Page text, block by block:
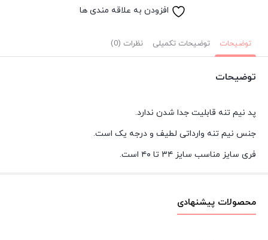
افزودن به علاقه مندی ها
توضیحات توضیحات تکمیلی نظرات (0)
توضیحات
پد نیم تنه قابلیت جدا شدن ندارد.
جنس نیم تنه وارداتی لطیف و درجه یک است.
فری سایز مناسب سایز ۳۴ تا ۴۰ است.
محصولات پیشنهادی